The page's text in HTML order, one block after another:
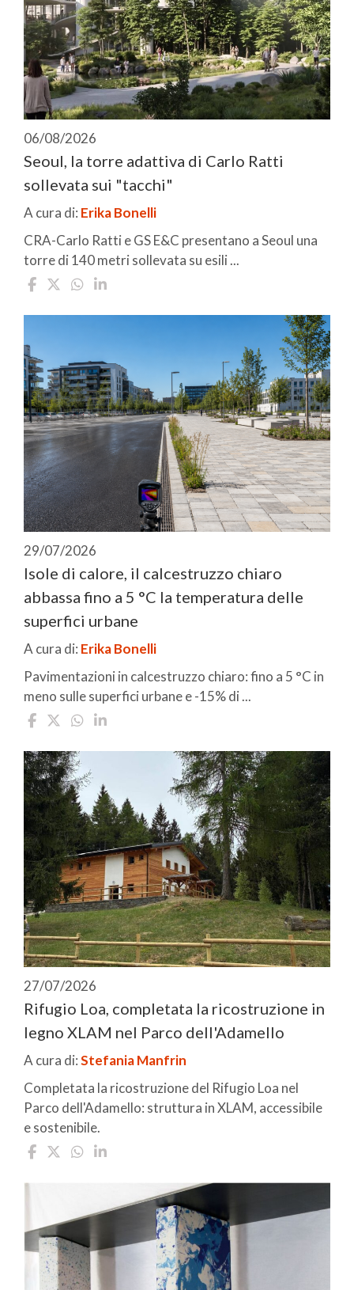
06/08/2026
Seoul, la torre adattiva di Carlo Ratti
sollevata sui "tacchi"
A cura di: Erika Bonelli
CRA-Carlo Ratti e GS E&C presentano a Seoul una
torre di 140 metri sollevata su esili ...
29/07/2026
Isole di calore, il calcestruzzo chiaro
abbassa fino a 5 °C la temperatura delle
superfici urbane
A cura di: Erika Bonelli
Pavimentazioni in calcestruzzo chiaro: fino a 5 °C in
meno sulle superfici urbane e -15% di ...
27/07/2026
Rifugio Loa, completata la ricostruzione in
legno XLAM nel Parco dell'Adamello
A cura di:Stefania Manfrin
Completata la ricostruzione del Rifugio Loa nel
Parco dell'Adamello: struttura in XLAM, accessibile
e sostenibile.